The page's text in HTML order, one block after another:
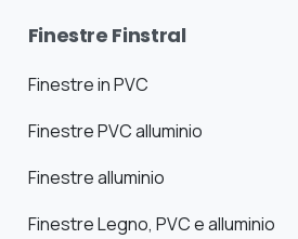
Finestre Finstral
Finestre in PVC
Finestre PVC alluminio
Finestre alluminio
Finestre Legno, PVC e alluminio